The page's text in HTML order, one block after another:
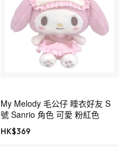
My Melody 毛公仔 睡衣好友 S
號 Sanrio 角色 可愛 粉紅色
HK$369